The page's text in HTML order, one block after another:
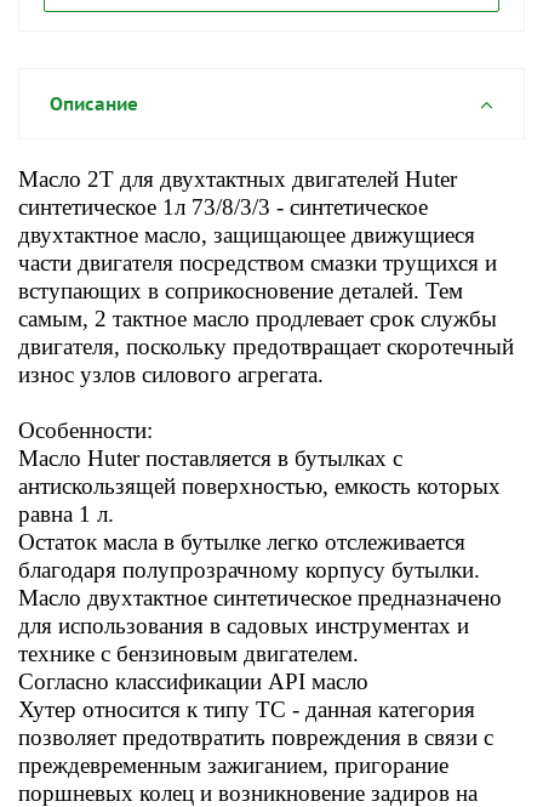
Описание
Масло 2T для двухтактных двигателей Huter
синтетическое 1л 73/8/3/3 - синтетическое
двухтактное масло, защищающее движущиеся
части двигателя посредством смазки трущихся и
вступающих в соприкосновение деталей. Тем
самым, 2 тактное масло продлевает срок службы
двигателя, поскольку предотвращает скоротечный
износ узлов силового агрегата.
Особенности:
Масло Huter поставляется в бутылках с
антискользящей поверхностью, емкость которых
равна 1 л.
Остаток масла в бутылке легко отслеживается
благодаря полупрозрачному корпусу бутылки.
Масло двухтактное синтетическое предназначено
для использования в садовых инструментах и
технике с бензиновым двигателем.
Согласно классификации API масло
Хутер относится к типу TC - данная категория
позволяет предотвратить повреждения в связи с
преждевременным зажиганием, пригорание
поршневых колец и возникновение задиров на